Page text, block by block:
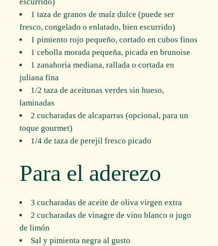
1 taza de granos de maíz dulce (puede ser
fresco, congelado o enlatado, bien escurrido)
1 pimiento rojo pequeño, cortado en cubos finos
1 cebolla morada pequeña, picada en brunoise
1 zanahoria mediana, rallada o cortada en
juliana fina
1/2 taza de aceitunas verdes sin hueso,
laminadas
2 cucharadas de alcaparras (opcional, para un
toque gourmet)
1/4 de taza de perejil fresco picado
Para el aderezo
3 cucharadas de aceite de oliva virgen extra
2 cucharadas de vinagre de vino blanco o jugo
de limón
Sal y pimienta negra al gusto